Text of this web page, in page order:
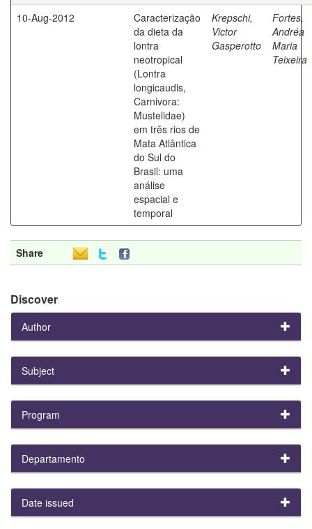
10-Aug-2012
Caracterização
da dieta da
lontra
neotropical
(Lontra
longicaudis,
Carnivora:
Mustelidae)
em três rios de
Mata Atlântica
do Sul do
Brasil: uma
análise
espacial e
temporal
Krepschi,
Victor
Gasperotto
Fortes,
Andréa
Maria
Teixeira
Share
Discover
Author
Subject
Program
Departamento
Date issued